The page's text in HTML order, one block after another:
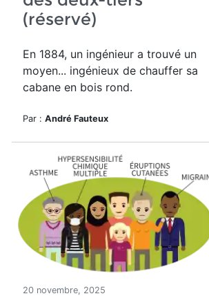
(réservé)
En 1884, un ingénieur a trouvé un
moyen... ingénieux de chauffer sa
cabane en bois rond.
Par : André Fauteux
20 novembre, 2025